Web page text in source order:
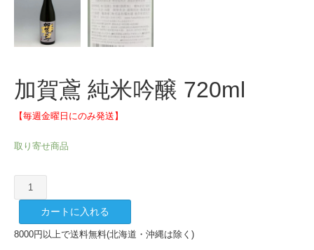
加賀鳶 純米吟醸 720ml
【毎週金曜日にのみ発送】
取り寄せ商品
賀
純
カートに入れる
8000円以上で送料無料(北海道・沖縄は除く)